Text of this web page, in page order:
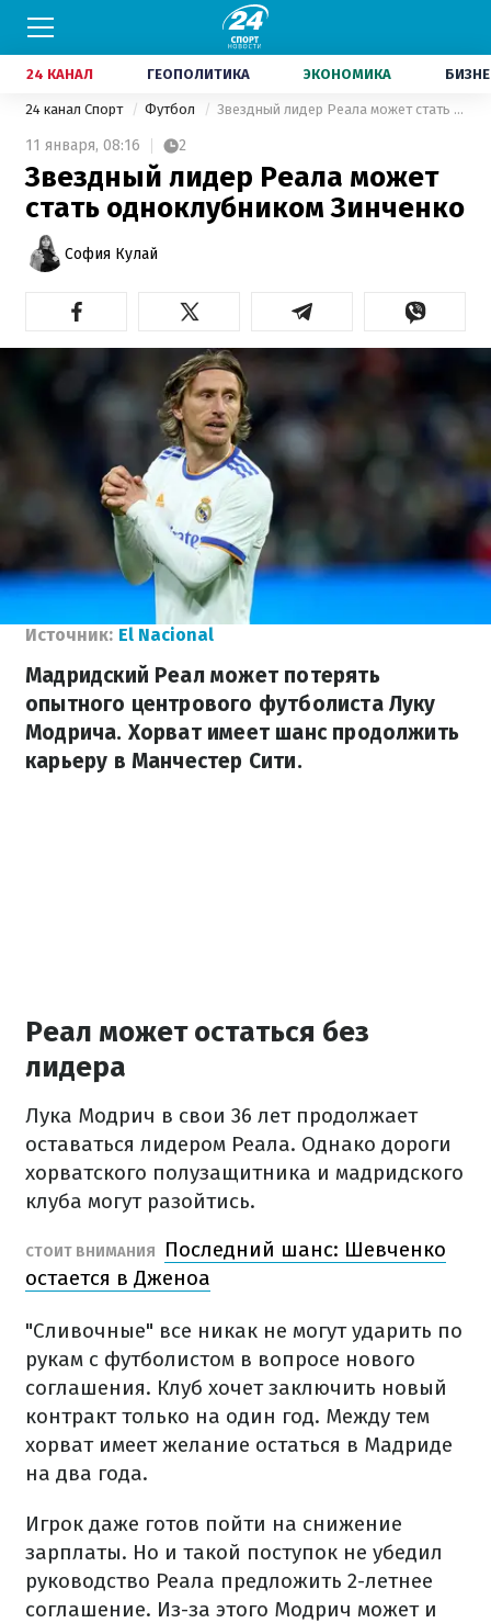
24 КАНАЛ ГЕОПОЛИТИКА ЭКОНОМИКА
24 канал Спорт Футбол Звездный лидер Реала может стать одноклубником Зинченко
11 января, 08:16 2
Звездный лидер Реала может
стать одноклубником Зинченко
София Кулай
Источник: El Nacional
Мадридский Реал может потерять
опытного центрового футболиста Луку
Модрича. Хорват имеет шанс продолжить
карьеру в Манчестер Сити.
Реал может остаться без
лидера
Лука Модрич в свои 36 лет продолжает
оставаться лидером Реала. Однако дороги
хорватского полузащитника и мадридского
клуба могут разойтись.
СТОИТ ВНИМАНИЯ
Последний шанс: Шевченко
остается в Дженоа
"Сливочные" все никак не могут ударить по
рукам с футболистом в вопросе нового
соглашения. Клуб хочет заключить новый
контракт только на один год. Между тем
хорват имеет желание остаться в Мадриде
на два года.
Игрок даже готов пойти на снижение
зарплаты. Но и такой поступок не убедил
руководство Реала предложить 2-летнее
соглашение. Из-за этого Модрич может и